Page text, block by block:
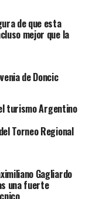
de que esta
mejor que la
de Doncic
turismo Argentino
Torneo Regional
Gagliardo
una fuerte